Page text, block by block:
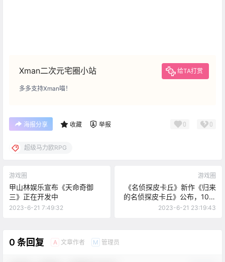
Xman二次元宅圈小站 给TA打赏
多多支持Xman喵！
海报分享 收藏 举报 0 0
超级马力欧RPG
游戏圈
甲山林娱乐宣布《天命奇御
三》正在开发中
2023-6-21 7:49:32
游戏圈
《名侦探皮卡丘》新作《归来
的名侦探皮卡丘》公布，10月
6日发售
2023-6-21 23:19:43
0 条回复 A 文章作者 M 管理员